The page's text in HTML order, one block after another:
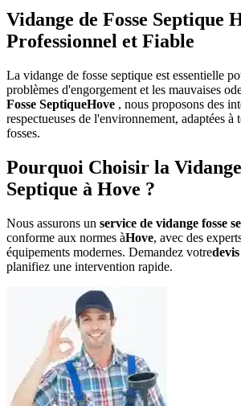
Vidange de Fosse Septique
Professionnel et Fiable
La vidange de fosse septique est essentielle
problèmes d'engorgement et les mauvaises
Fosse SeptiqueHove , nous proposons des
respectueuses de l'environnement, adaptées à
fosses.
Pourquoi Choisir la Vidange
Septique à Hove ?
Nous assurons un service de vidange fosse
conforme aux normes àHove, avec des
équipements modernes. Demandez votre
planifiez une intervention rapide.